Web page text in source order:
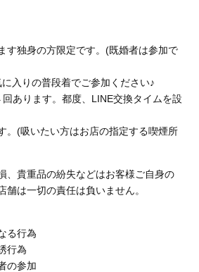
す独身の方限定です。(既婚者は参加で
入りの普段着でご参加ください♪
あります。都度、LINE交換タイムを設
。(吸いたい方はお店の指定する喫煙所
、貴重品の紛失などはお客様ご自身の
舗は一切の責任は負いません。
る行為
行為
の参加